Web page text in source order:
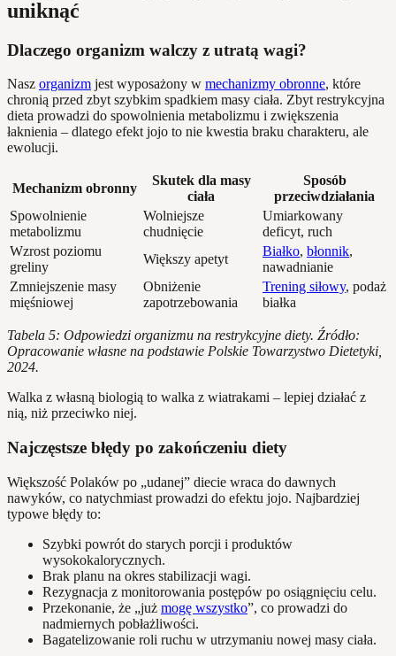
uniknąć
Dlaczego organizm walczy z utratą wagi?
Nasz organizm jest wyposażony w mechanizmy obronne, które
chronią przed zbyt szybkim spadkiem masy ciała. Zbyt restrykcyjna
dieta prowadzi do spowolnienia metabolizmu i zwiększenia
łaknienia – dlatego efekt jojo to nie kwestia braku charakteru, ale
ewolucji.
Mechanizm obronny
Skutek dla masy
ciała
Sposób
przeciwdziałania
Spowolnienie
metabolizmu
Wolniejsze
chudnięcie
Umiarkowany
deficyt, ruch
Wzrost poziomu
greliny
Większy apetyt
Białko, błonnik,
nawadnianie
Zmniejszenie masy
mięśniowej
Obniżenie
zapotrzebowania
Trening siłowy, podaż
białka
Tabela 5: Odpowiedzi organizmu na restrykcyjne diety. Źródło:
Opracowanie własne na podstawie Polskie Towarzystwo Dietetyki,
2024.
Walka z własną biologią to walka z wiatrakami – lepiej działać z
nią, niż przeciwko niej.
Najczęstsze błędy po zakończeniu diety
Większość Polaków po „udanej” diecie wraca do dawnych
nawyków, co natychmiast prowadzi do efektu jojo. Najbardziej
typowe błędy to:
Szybki powrót do starych porcji i produktów
wysokokalorycznych.
Brak planu na okres stabilizacji wagi.
Rezygnacja z monitorowania postępów po osiągnięciu celu.
Przekonanie, że „już mogę wszystko”, co prowadzi do
nadmiernych pobłażliwości.
Bagatelizowanie roli ruchu w utrzymaniu nowej masy ciała.